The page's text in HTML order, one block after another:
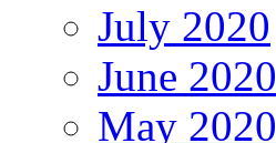
July 2020
June 2020
May 2020